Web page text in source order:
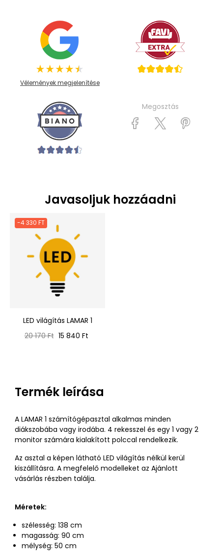
Vélemények megjelenítése
Megosztás
Javasoljuk hozzáadni
-4 330 FT
LED világítás LAMAR 1
Normál
20 170 Ft Ár
15 840 Ft
Termék leírása
A LAMAR 1 számítógépasztal alkalmas minden
diákszobába vagy irodába. 4 rekesszel és egy 1 vagy 2
monitor számára kialakított polccal rendelkezik.
Az asztal a képen látható LED világítás nélkül kerül
kiszállításra. A megfelelő modelleket az Ajánlott
vásárlás részben találja.
Méretek:
szélesség: 138 cm
magasság: 90 cm
mélység: 50 cm